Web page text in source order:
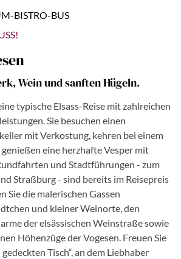
BISTRO-BUS
Wein und sanften Hügeln.
typische Elsass-Reise mit zahlreichen
Sie besuchen einen
mit Verkostung, kehren bei einem
eine herzhafte Vesper mit
und Stadtführungen - zum
Straßburg - sind bereits im Reisepreis
Sie die malerischen Gassen
und kleiner Weinorte, den
der elsässischen Weinstraße sowie
Höhenzüge der Vogesen. Freuen Sie
Tisch“, an dem Liebhaber